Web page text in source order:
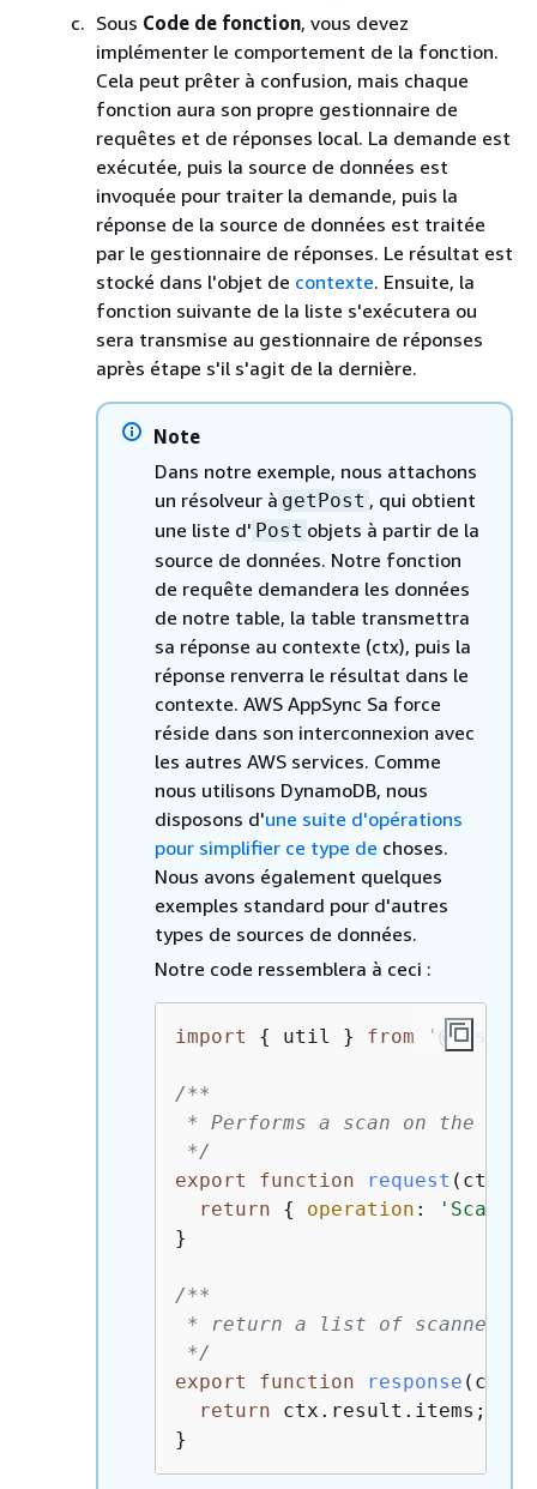
Sous Code de fonction, vous devez
implémenter le comportement de la fonction.
Cela peut prêter à confusion, mais chaque
fonction aura son propre gestionnaire de
requêtes et de réponses local. La demande est
exécutée, puis la source de données est
invoquée pour traiter la demande, puis la
réponse de la source de données est traitée
par le gestionnaire de réponses. Le résultat est
stocké dans l'objet de contexte. Ensuite, la
fonction suivante de la liste s'exécutera ou
sera transmise au gestionnaire de réponses
après étape s'il s'agit de la dernière.
Note
Dans notre exemple, nous attachons
un résolveur à getPost , qui obtient
une liste d' Post objets à partir de la
source de données. Notre fonction
de requête demandera les données
de notre table, la table transmettra
sa réponse au contexte (ctx), puis la
réponse renverra le résultat dans le
contexte. AWS AppSync Sa force
réside dans son interconnexion avec
les autres AWS services. Comme
nous utilisons DynamoDB, nous
disposons d'une suite d'opérations
pour simplifier ce type de choses.
Nous avons également quelques
exemples standard pour d'autres
types de sources de données.
Notre code ressemblera à ceci :
import { util } from '@aws-
/**
* Performs a scan on the
*/
export
function request ( ctx
return
{ operation : 'Scan'
}
/**
* return a list of scanned
*/
export
function response ( ctx
return ctx.result.items;
}